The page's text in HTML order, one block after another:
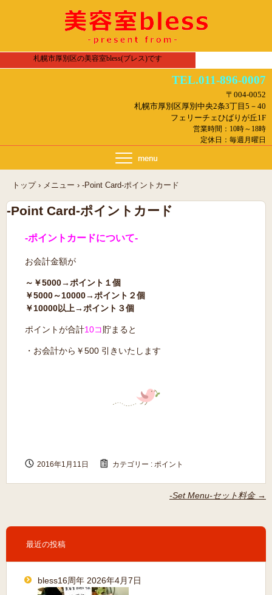
札幌市厚別区の美容室bless(ブレス)です
TEL.011-896-0007
〒004-0052
札幌市厚別区厚別中央2条3丁目5－40
フェリーチェひばりが丘1F
営業時間：10時～18時
定休日：毎週月曜日
トップ › メニュー › -Point Card-ポイントカード
-Point Card-ポイントカード
-ポイントカードについて-
お会計金額が
～￥5000→ポイント１個
￥5000～10000→ポイント２個
￥10000以上→ポイント３個
ポイントが合計10コ貯まると
・お会計から￥500 引きいたします
2016年1月11日 カテゴリー : ポイント
-Set Menu-セット料金 →
最近の投稿
bless16周年 2026年4月7日